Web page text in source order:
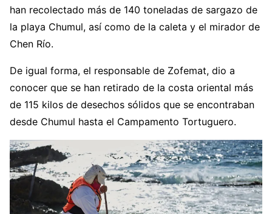
han recolectado más de 140 toneladas de sargazo de
la playa Chumul, así como de la caleta y el mirador de
Chen Río.
De igual forma, el responsable de Zofemat, dio a
conocer que se han retirado de la costa oriental más
de 115 kilos de desechos sólidos que se encontraban
desde Chumul hasta el Campamento Tortuguero.